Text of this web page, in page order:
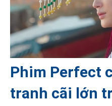
Phim Perfect
tranh cãi lớn